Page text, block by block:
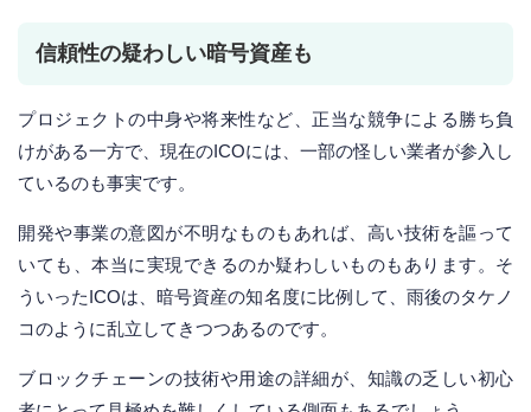
信頼性の疑わしい暗号資産も
プロジェクトの中身や将来性など、正当な競争による勝ち負
けがある一方で、現在のICOには、一部の怪しい業者が参入し
ているのも事実です。
開発や事業の意図が不明なものもあれば、高い技術を謳って
いても、本当に実現できるのか疑わしいものもあります。そ
ういったICOは、暗号資産の知名度に比例して、雨後のタケノ
コのように乱立してきつつあるのです。
ブロックチェーンの技術や用途の詳細が、知識の乏しい初心